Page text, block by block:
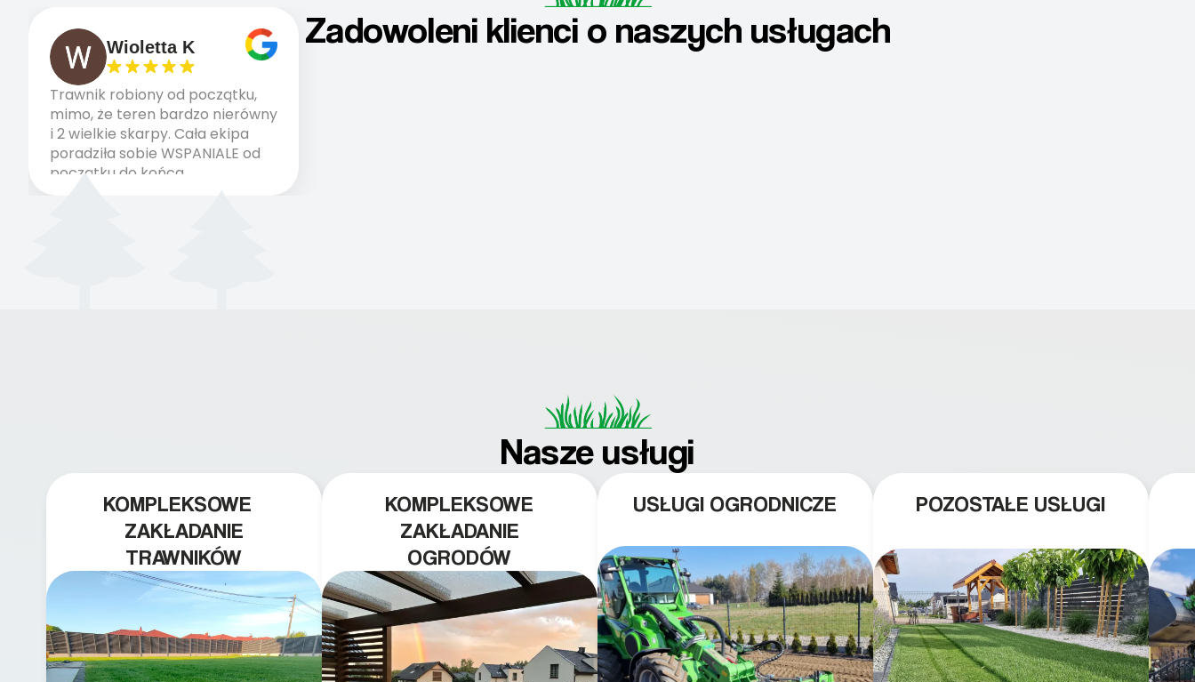
Zadowoleni klienci o naszych usługach
Wioletta K
Trawnik robiony od początku,
mimo, że teren bardzo nierówny
i 2 wielkie skarpy. Cała ekipa
poradziła sobie WSPANIALE od
początku do końca,
profesionalny sprzęt, panowie
Nasze usługi
KOMPLEKSOWE
ZAKŁADANIE
TRAWNIKÓW
KOMPLEKSOWE
ZAKŁADANIE
OGRODÓW
USŁUGI OGRODNICZE POZOSTAŁE USŁUGI